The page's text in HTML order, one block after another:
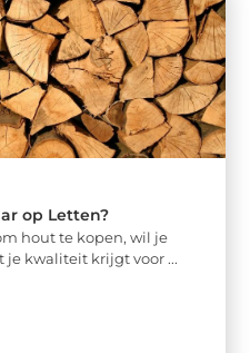
op Letten?
hout te kopen, wil je
kwaliteit krijgt voor ...